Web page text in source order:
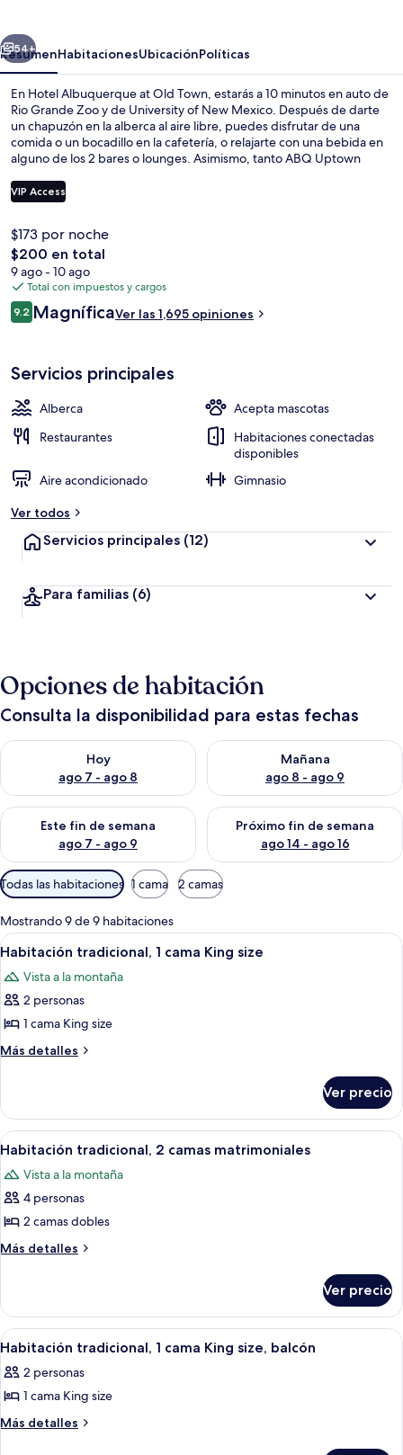
Town
Siguiente
54+
ResumenHabitacionesUbicaciónPolíticas
En Hotel Albuquerque at Old Town, estarás a 10 minutos en auto de
Rio Grande Zoo y de University of New Mexico. Después de darte
un chapuzón en la alberca al aire libre, puedes disfrutar de una
comida o un bocadillo en la cafetería, o relajarte con una bebida en
alguno de los 2 bares o lounges. Asimismo, tanto ABQ Uptown
visitantes hablan maravillas de las amenidades y características como
las camas cómodas y el personal amable.
VIP Access
$173 por noche
El
precio
total
es
de
$200 en total
9 ago - 10 ago
Total con impuestos y cargos
Opiniones
9.29.2 de 10,
MagníficaVer las 1,695 opiniones
Servicios principales
Alberca
Acepta mascotas
Restaurantes
Habitaciones conectadas
disponibles
Aire acondicionado
Gimnasio
Ver todos
Servicios principales (12)
Para familias (6)
Opciones de habitación
Consulta la disponibilidad para estas fechas
Hoy
ago 7 - ago 8
Consulta la disponibilidad para hoy ago 7 - ago 8
Mañana
ago 8 - ago 9
Consulta la disponibilidad
Este fin de semana
ago 7 - ago 9
Consulta la disponibilidad para este fin de semana ago 7 -
Próximo fin de semana
ago 14 - ago 16
Consulta la disponibilidad
Filtros
disponibles
para
las
habitaciones
Todas las habitaciones 1 cama 2 camas
Mostrando 9 de 9 habitaciones
Abrir
todas
las
fotos
de
Habitación
cama
King
size
Habitación de hotel con una cama
3
Habitación tradicional, 1 cama King size
Vista a la montaña
2 personas
1 cama King size
Más detalles
Más
tradicional,
cama
size
Ver precio
Abrir
todas
las
fotos
de
Habitación
camas
matrimoniales
Una habitación de hotel con dos
3
Habitación tradicional, 2 camas matrimoniales
Vista a la montaña
4 personas
2 camas dobles
Más detalles
Más
tradicional,
camas
Ver precio
Abrir
todas
las
fotos
de
Habitación de hotel con una cama
3
Habitación tradicional, 1 cama King size, balcón
2 personas
1 cama King size
Más detalles
Más